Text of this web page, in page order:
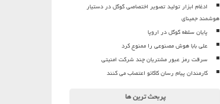
ادغام ابزار تولید تصویر اختصاصی گوگل در دستیار
هوشمند جمینای
پایان سلطه گوگل در اروپا
علی بابا هوش مصنوعی را ممنوع کرد
سرقت رمز عبور مشتریان چند شرکت امنیتی
کارمندان پیام رسان کاکائو اعتصاب می کنند
پربحث ترین ها